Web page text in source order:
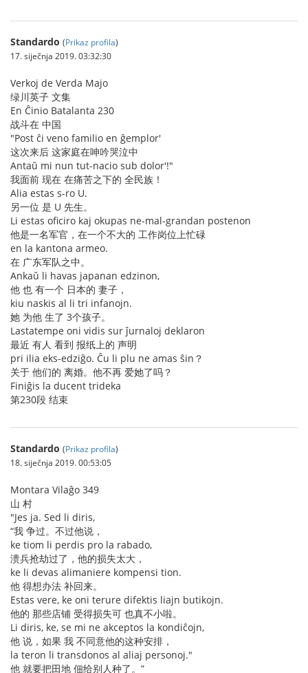
Standardo (Prikaz profila)
17. siječnja 2019. 03:32:30
Verkoj de Verda Majo
绿川英子 文集
En Ĉinio Batalanta 230
战斗在 中国
"Post ĉi veno familio en ĝemplor'
这次来后 这家庭在呻吟哭泣中
Antaŭ mi nun tut-nacio sub dolor'!"
我面前 现在 在痛苦之下的 全民族！
Alia estas s-ro U.
另一位 是 U 先生。
Li estas oficiro kaj okupas ne-mal-grandan postenon
他是一名军官，在一个不大的 工作岗位上忙碌
en la kantona armeo.
在 广东军队之中。
Ankaŭ li havas japanan edzinon,
他 也 有一个 日本的 妻子，
kiu naskis al li tri infanojn.
她 为他 生了 3个孩子。
Lastatempe oni vidis sur ĵurnaloj deklaron
最近 有人 看到 报纸上的 声明
pri ilia eks-edziĝo. Ĉu li plu ne amas ŝin？
关于 他们的 离婚。他不再 爱她了吗？
Finiĝis la ducent trideka
第230段 结束
Standardo (Prikaz profila)
18. siječnja 2019. 00:53:05
Montara Vilaĝo 349
山 村
"Jes ja. Sed li diris,
“我 争过。不过他说，
ke tiom li perdis pro la rabado,
溃兵抢劫过了，他的损失太大，
ke li devas alimaniere kompensi tion.
他 得想办法 补回来。
Estas vere, ke oni terure difektis liajn butikojn.
他的 那些店铺 受得损失可 也真不小啦。
Li diris, ke, se mi ne akceptos la kondiĉojn,
他 说，如果 我 不同意他的这种安排，
la teron li transdonos al aliaj personoj."
他 就要把田地 佃给别人种了。”